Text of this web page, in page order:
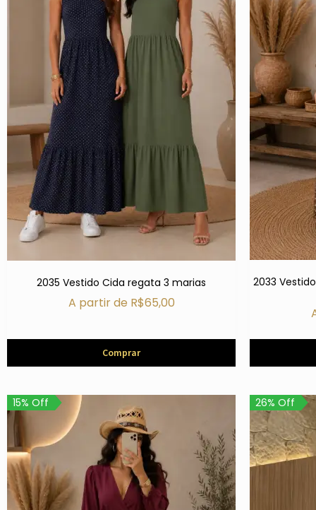
2035 Vestido Cida regata 3 marias
A partir de R$65,00
Comprar
2033
15% Off 26% Off